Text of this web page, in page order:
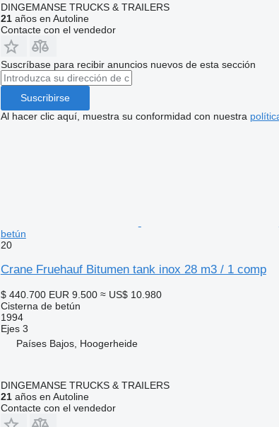
DINGEMANSE TRUCKS & TRAILERS
21años en Autoline
Contacte con el vendedor
Suscríbase para recibir anuncios nuevos de esta sección
Suscribirse
Al hacer clic aquí, muestra su conformidad con nuestra
betún
20
Crane Fruehauf Bitumen tank inox 28 m3 / 1 comp
$ 440.700 EUR 9.500 ≈ US$ 10.980
Cisterna de betún
1994
Ejes 3
Países Bajos, Hoogerheide
DINGEMANSE TRUCKS & TRAILERS
21años en Autoline
Contacte con el vendedor